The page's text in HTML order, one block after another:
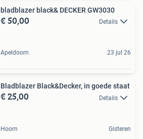
bladblazer black& DECKER GW3030
€ 50,00 Details
Apeldoorn 23 jul 26
Bladblazer Black&Decker, in goede staat
€ 25,00 Details
Hoorn Gisteren